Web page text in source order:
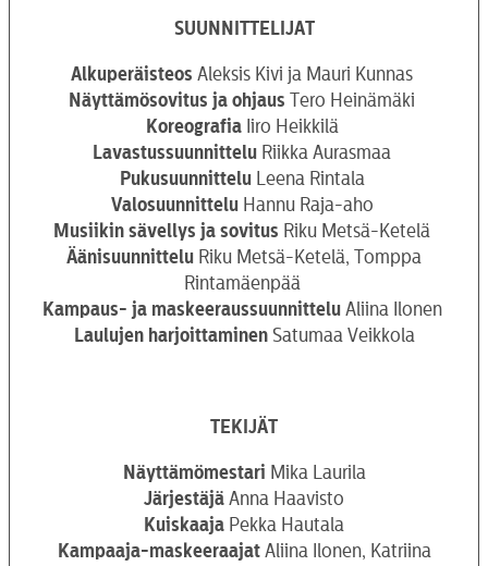
SUUNNITTELIJAT
Alkuperäisteos Aleksis Kivi ja Mauri Kunnas
Näyttämösovitus ja ohjaus Tero Heinämäki
KoreografiaIiro Heikkilä
Lavastussuunnittelu Riikka Aurasmaa
PukusuunnitteluLeena Rintala
ValosuunnitteluHannu Raja-aho
Musiikin sävellys ja sovitus Riku Metsä-Ketelä
Äänisuunnittelu Riku Metsä-Ketelä, Tomppa
Rintamäenpää
Kampaus- ja maskeeraussuunnitteluAliina Ilonen
Laulujen harjoittaminenSatumaa Veikkola
TEKIJÄT
Näyttämömestari Mika Laurila
Järjestäjä Anna Haavisto
Kuiskaaja Pekka Hautala
Kampaaja-maskeeraajatAliina Ilonen, Katriina